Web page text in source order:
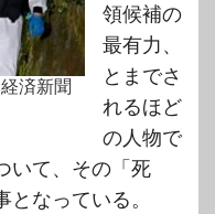
済新聞
領候補の
最有力、
とまでさ
れるほど
の人物で
いて、その「死
なっている。